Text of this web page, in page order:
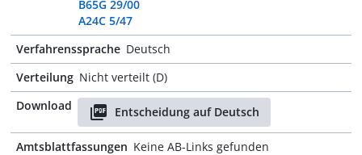
B65G 29/00
A24C 5/47
Verfahrenssprache Deutsch
Verteilung Nicht verteilt (D)
Download
Entscheidung auf Deutsch
Amtsblattfassungen Keine AB-Links gefunden